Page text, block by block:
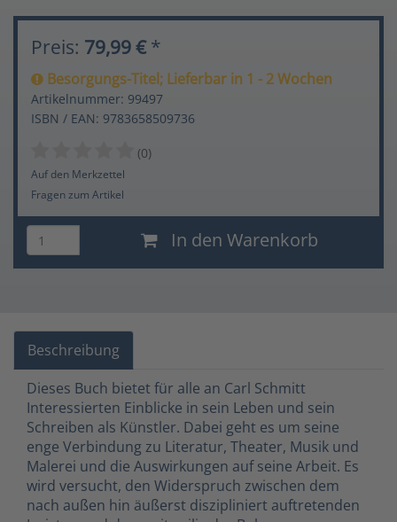
Preis: 79,99 € *
Besorgungs-Titel; Lieferbar in 1 - 2 Wochen
Artikelnummer: 99497
ISBN / EAN: 9783658509736
(0)
Auf den Merkzettel
Fragen zum Artikel
In den Warenkorb
Beschreibung
Dieses Buch bietet für alle an Carl Schmitt
Interessierten Einblicke in sein Leben und sein
Schreiben als Künstler. Dabei geht es um seine
enge Verbindung zu Literatur, Theater, Musik und
Malerei und die Auswirkungen auf seine Arbeit. Es
wird versucht, den Widerspruch zwischen dem
nach außen hin äußerst diszipliniert auftretenden